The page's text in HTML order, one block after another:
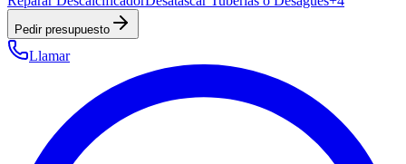
Pedir presupuesto
Llamar